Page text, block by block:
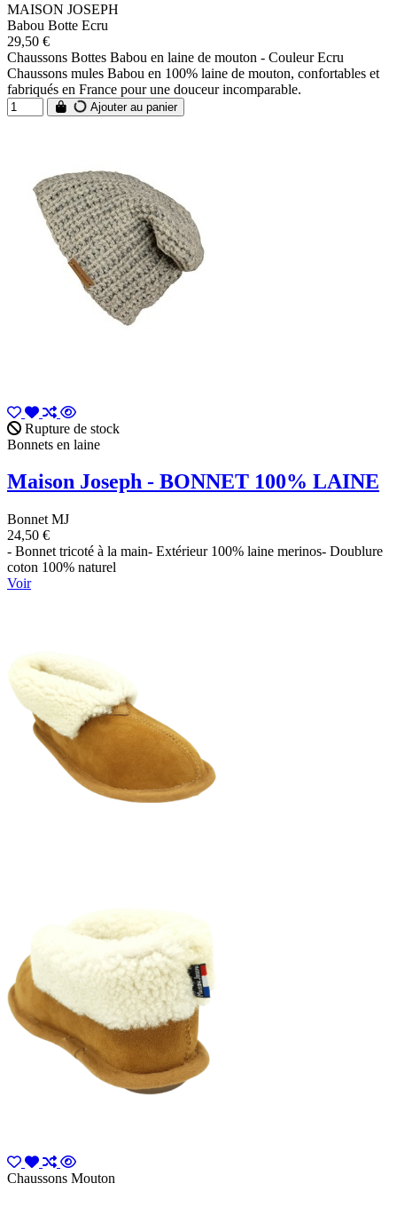
MAISON JOSEPH
Babou Botte Ecru
29,50 €
Chaussons Bottes Babou en laine de mouton - Couleur Ecru
Chaussons mules Babou en 100% laine de mouton, confortables et
fabriqués en France pour une douceur incomparable.
Ajouter au panier
Rupture de stock
Bonnets en laine
Maison Joseph - BONNET 100% LAINE
Bonnet MJ
24,50 €
- Bonnet tricoté à la main- Extérieur 100% laine merinos- Doublure
coton 100% naturel
Voir
Chaussons Mouton